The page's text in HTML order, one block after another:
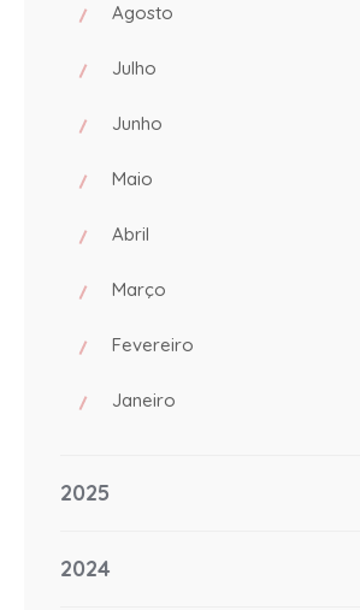
Agosto
Julho
Junho
Maio
Abril
Março
Fevereiro
Janeiro
2025
2024